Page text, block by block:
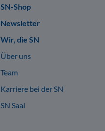
SN-Shop
Newsletter
Wir, die SN
Über uns
Team
Karriere bei der SN
SN Saal